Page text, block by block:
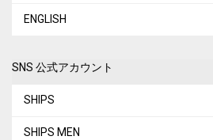
ENGLISH
SNS 公式アカウント
SHIPS
SHIPS MEN